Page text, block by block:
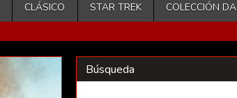
CLÁSICO STAR TREK COLECCIÓN DA
Búsqueda